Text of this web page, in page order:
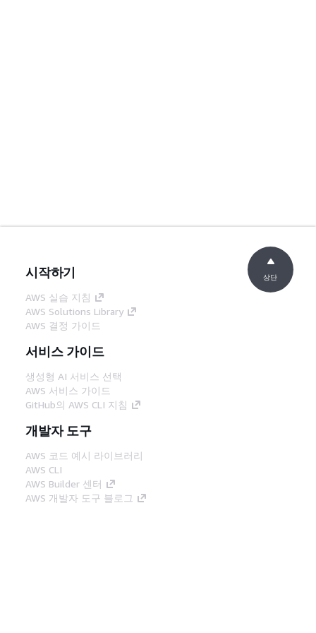
시작하기
AWS 실습 지침
AWS Solutions Library
AWS 결정 가이드
서비스 가이드
생성형 AI 서비스 선택
AWS 서비스 가이드
GitHub의 AWS CLI 지침
개발자 도구
AWS 코드 예시 라이브러리
AWS CLI
AWS Builder 센터
AWS 개발자 도구 블로그
상단